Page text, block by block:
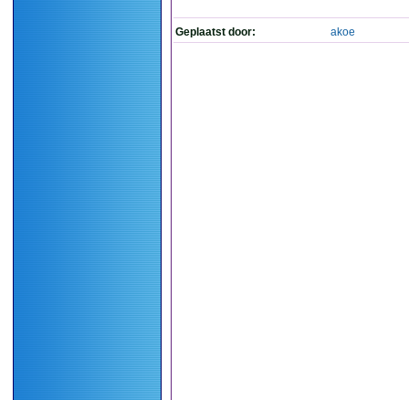
Geplaatst door: akoe